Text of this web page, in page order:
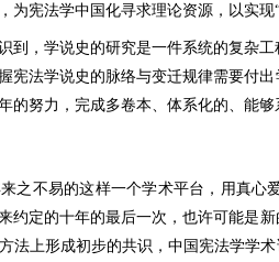
为宪法学中国化寻求理论资源，以实现
到，学说史的研究是一件系统的复杂
宪法学说史的脉络与变迁规律需要付
的努力，完成多卷本、体系化的、能
之不易的这样一个学术平台，用真心
约定的十年的最后一次，也许可能是
法上形成初步的共识，中国宪法学学